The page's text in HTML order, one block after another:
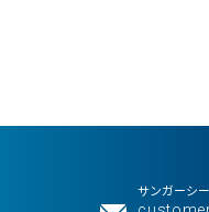
サンガーシ